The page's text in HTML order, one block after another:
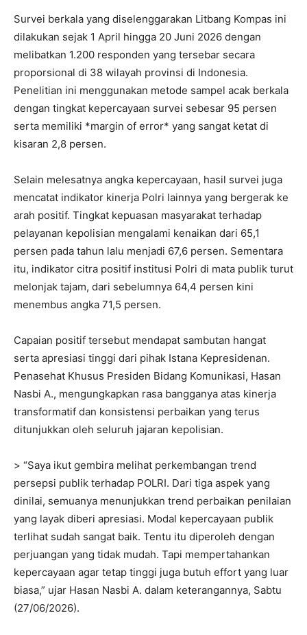
Survei berkala yang diselenggarakan Litbang Kompas ini
dilakukan sejak 1 April hingga 20 Juni 2026 dengan
melibatkan 1.200 responden yang tersebar secara
proporsional di 38 wilayah provinsi di Indonesia.
Penelitian ini menggunakan metode sampel acak berkala
dengan tingkat kepercayaan survei sebesar 95 persen
serta memiliki *margin of error* yang sangat ketat di
kisaran 2,8 persen.
Selain melesatnya angka kepercayaan, hasil survei juga
mencatat indikator kinerja Polri lainnya yang bergerak ke
arah positif. Tingkat kepuasan masyarakat terhadap
pelayanan kepolisian mengalami kenaikan dari 65,1
persen pada tahun lalu menjadi 67,6 persen. Sementara
itu, indikator citra positif institusi Polri di mata publik turut
melonjak tajam, dari sebelumnya 64,4 persen kini
menembus angka 71,5 persen.
Capaian positif tersebut mendapat sambutan hangat
serta apresiasi tinggi dari pihak Istana Kepresidenan.
Penasehat Khusus Presiden Bidang Komunikasi, Hasan
Nasbi A., mengungkapkan rasa bangganya atas kinerja
transformatif dan konsistensi perbaikan yang terus
ditunjukkan oleh seluruh jajaran kepolisian.
> “Saya ikut gembira melihat perkembangan trend
persepsi publik terhadap POLRI. Dari tiga aspek yang
dinilai, semuanya menunjukkan trend perbaikan penilaian
yang layak diberi apresiasi. Modal kepercayaan publik
terlihat sudah sangat baik. Tentu itu diperoleh dengan
perjuangan yang tidak mudah. Tapi mempertahankan
kepercayaan agar tetap tinggi juga butuh effort yang luar
biasa,” ujar Hasan Nasbi A. dalam keterangannya, Sabtu
(27/06/2026).